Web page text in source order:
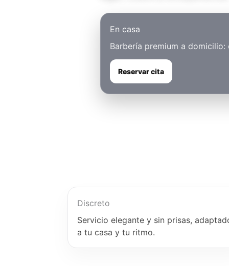
En casa
Barbería premium a
Reservar cita
Discreto
Servicio elegante y sin prisas,
a tu casa y tu ritmo.